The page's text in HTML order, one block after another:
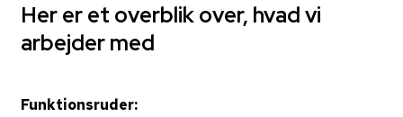
Her er et overblik over, hvad vi
arbejder med​
Funktionsruder: